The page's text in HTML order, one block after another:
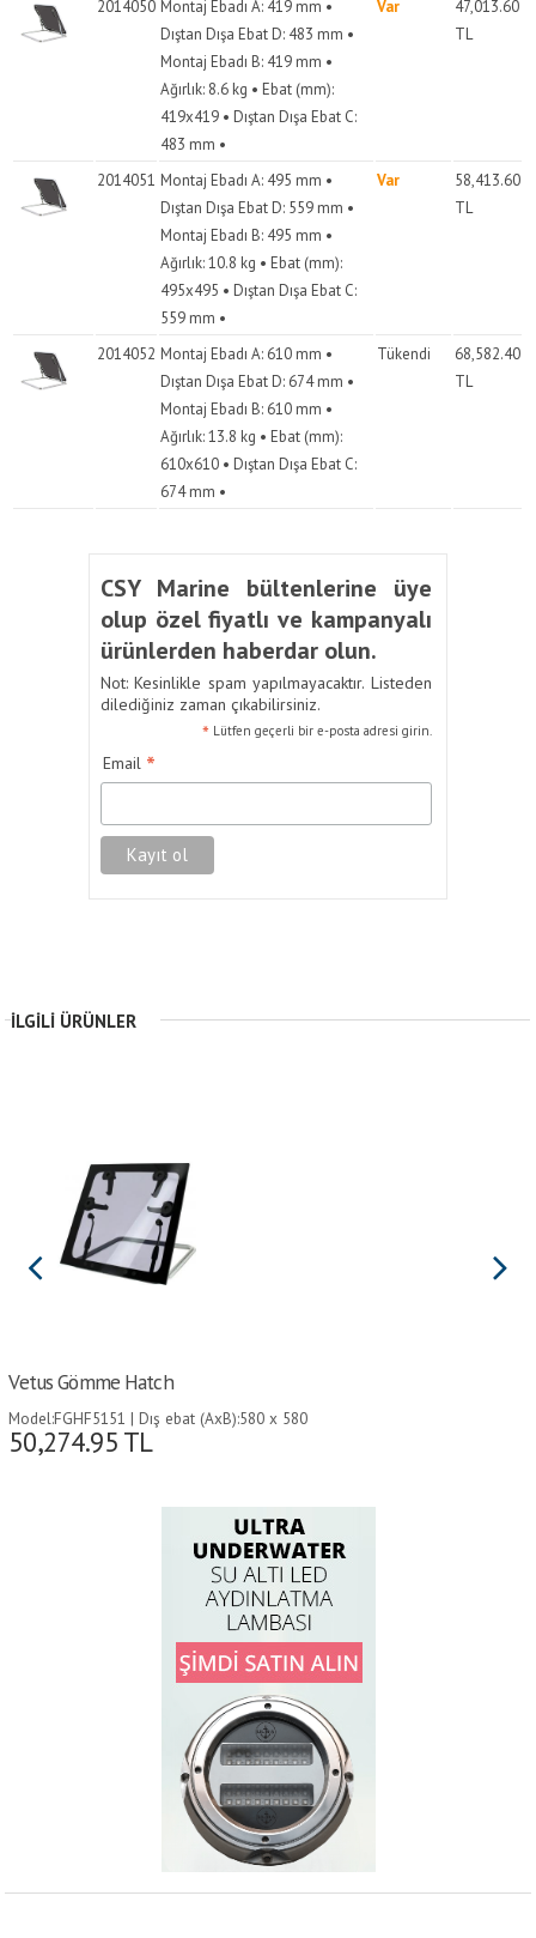
2014050 Montaj Ebadı A: 419 mm •
Dıştan Dışa Ebat D: 483 mm •
Montaj Ebadı B: 419 mm •
Ağırlık: 8.6 kg • Ebat (mm):
419x419 • Dıştan Dışa Ebat C:
483 mm •
Var
47,013.60
TL
2014051 Montaj Ebadı A: 495 mm •
Dıştan Dışa Ebat D: 559 mm •
Montaj Ebadı B: 495 mm •
Ağırlık: 10.8 kg • Ebat (mm):
495x495 • Dıştan Dışa Ebat C:
559 mm •
Var
58,413.60
TL
2014052 Montaj Ebadı A: 610 mm •
Dıştan Dışa Ebat D: 674 mm •
Montaj Ebadı B: 610 mm •
Ağırlık: 13.8 kg • Ebat (mm):
610x610 • Dıştan Dışa Ebat C:
674 mm •
Tükendi
68,582.40
TL
CSY Marine bültenlerine üye
olup özel fiyatlı ve kampanyalı
ürünlerden haberdar olun.
Not: Kesinlikle spam yapılmayacaktır. Listeden
dilediğiniz zaman çıkabilirsiniz.
* Lütfen geçerli bir e-posta adresi girin.
Email *
İLGILI ÜRÜNLER
Vetus Gömme Hatch
Model:FGHF5151 | Dış ebat (AxB):580 x 580
mm | Kesim Ebadı (CxD):507 x 507 mm |
50,274.95 TL